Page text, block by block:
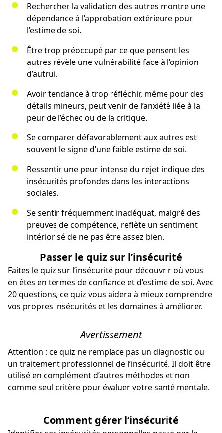
Rechercher la validation des autres montre une
dépendance à l’approbation extérieure pour
l’estime de soi.
Être trop préoccupé par ce que pensent les
autres révèle une vulnérabilité face à l’opinion
d’autrui.
Avoir tendance à trop réfléchir, même pour des
détails mineurs, peut venir de l’anxiété liée à la
peur de l’échec ou de la critique.
Se comparer défavorablement aux autres est
souvent le signe d’une faible estime de soi.
Ressentir une peur intense du rejet indique des
insécurités profondes dans les interactions
sociales.
Se sentir fréquemment inadéquat, malgré des
preuves de compétence, reflète un sentiment
intériorisé de ne pas être assez bien.
Passer le quiz sur l’insécurité
Faites le quiz sur l’insécurité pour découvrir où vous
en êtes en termes de confiance et d’estime de soi. Avec
20 questions, ce quiz vous aidera à mieux comprendre
vos propres insécurités et les domaines à améliorer.
Avertissement
Attention : ce quiz ne remplace pas un diagnostic ou
un traitement professionnel de l’insécurité. Il doit être
utilisé en complément d’autres méthodes et non
comme seul critère pour évaluer votre santé mentale.
Comment gérer l’insécurité